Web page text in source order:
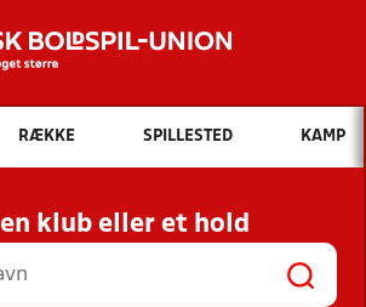
Hvad vil du søge efter?
INDHOLD OG NYHEDER
RESULTATER, KLUBBER OG
HOLD
RÆKKE SPILLESTED KAMP
en klub eller et hold